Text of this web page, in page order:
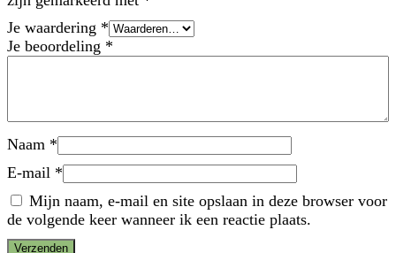
Je waardering *
Je beoordeling *
Naam *
E-mail *
Mijn naam, e-mail en site opslaan in deze browser voor
de volgende keer wanneer ik een reactie plaats.